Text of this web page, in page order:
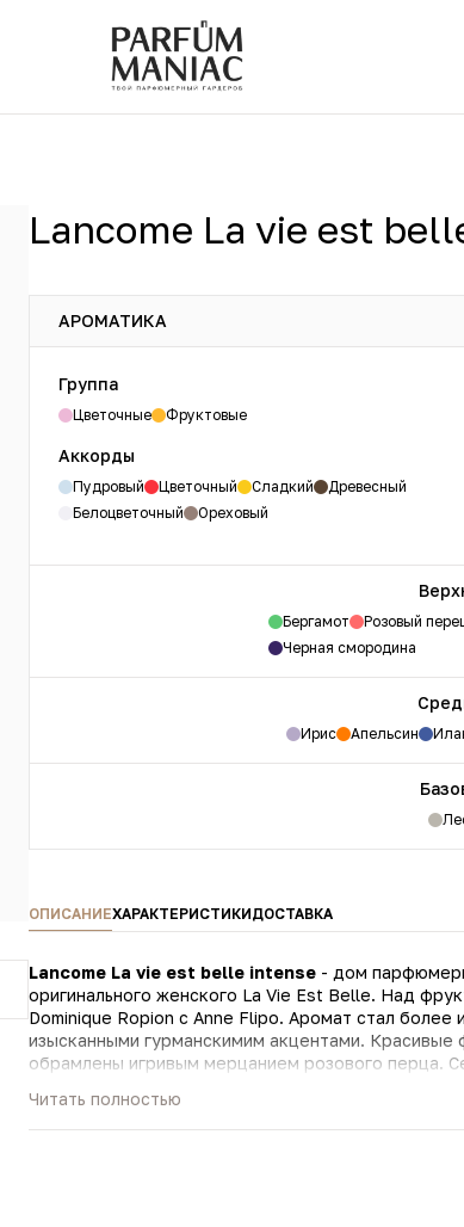
Lancome La vie est
АРОМАТИКА
Группа
Цветочные Фруктовые
Аккорды
Пудровый Цветочный Сладкий
Древесный
Белоцветочный
Ореховый
Бергамот Розовый
Черная смородина
Ирис Апельсин
ОПИСАНИЕХАРАКТЕРИСТИКИДОСТАВКА
Lancome La vie est belle intense - дом
оригинального женского La Vie Est Belle. Над
Dominique Ropion с Anne Flipo. Аромат стал
изысканными гурманскимим акцентами.
обрамлены игривым мерцанием розового перца.
интригующе контрастируют с нотой лесного
апельсин, черная смородина, груша, розовый
Читать полностью